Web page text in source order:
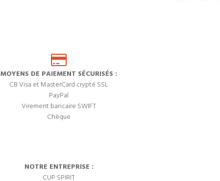
MOYENS DE PAIEMENT SÉCURISÉS :
CB Visa et MasterCard crypté SSL
PayPal
Virement bancaire SWIFT
Chèque
NOTRE ENTREPRISE :
CUP SPIRIT